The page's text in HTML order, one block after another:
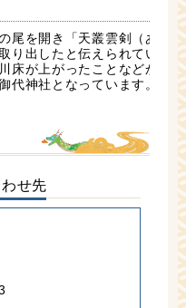
尾を開き「天叢雲剣（あ
り出したと伝えられてい
床が上がったことなどか
代神社となっています。
せ先